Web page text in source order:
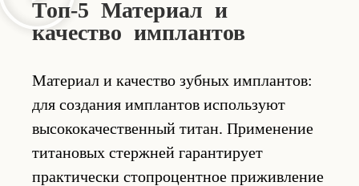
Топ-5 Материал и
качество имплантов
Материал и качество зубных имплантов:
для создания имплантов используют
высококачественный титан. Применение
титановых стержней гарантирует
практически стопроцентное приживление